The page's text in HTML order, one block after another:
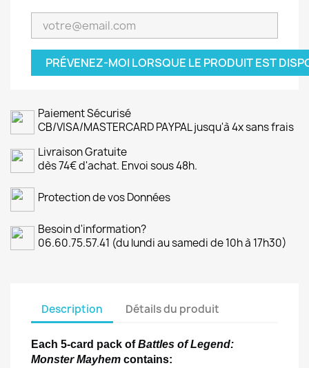
PRÉVENEZ-MOI LORSQUE LE PRODUIT EST
Paiement Sécurisé
CB/VISA/MASTERCARD PAYPAL jusqu'à 4x sans frais
Livraison Gratuite
dès 74€ d'achat. Envoi sous 48h.
Protection de vos Données
Besoin d'information?
06.60.75.57.41 (du lundi au samedi de 10h à 17h30)
Description Détails du produit
Each 5-card pack ofBattles of Legend:
Monster Mayhem contains: